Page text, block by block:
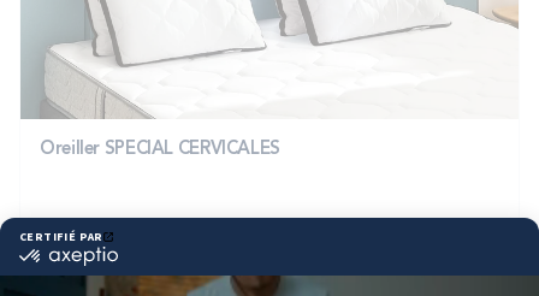
Oreiller SPECIAL CERVICALES
140,00 €